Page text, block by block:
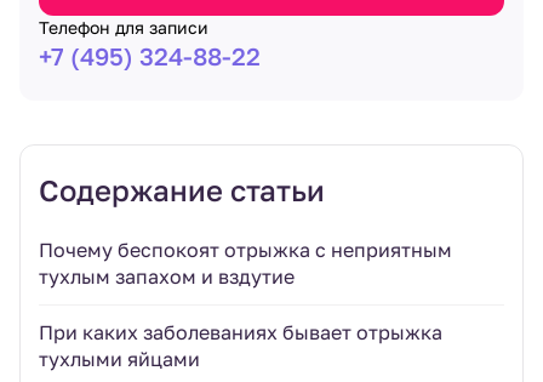
Телефон для записи
+7 (495) 324-88-22
Содержание статьи
Почему беспокоят отрыжка с неприятным
тухлым запахом и вздутие
При каких заболеваниях бывает отрыжка
тухлыми яйцами